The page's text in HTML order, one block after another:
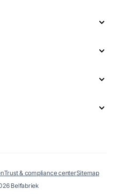
Belfabriek
Trust & compliance centerSitemap